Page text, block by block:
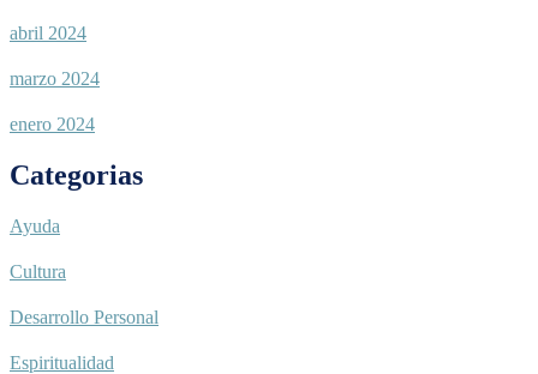
abril 2024
marzo 2024
enero 2024
Categorias
Ayuda
Cultura
Desarrollo Personal
Espiritualidad